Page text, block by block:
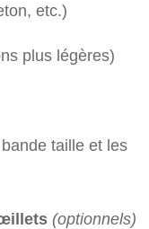
etc.)
plus légères)
taille et les
(optionnels)